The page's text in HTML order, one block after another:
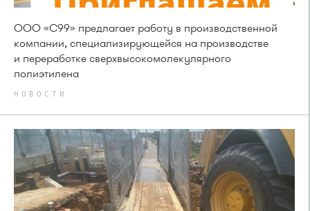
ООО «С99» предлагает работу в производственной
компании, специализирующейся на производстве
и переработке сверхвысокомолекулярного
полиэтилена
НОВОСТИ